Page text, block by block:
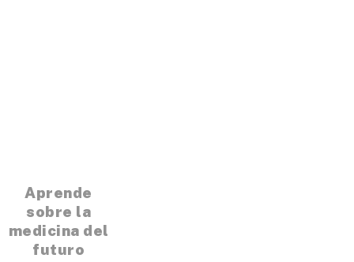
Aprende
sobre la
medicina del
futuro